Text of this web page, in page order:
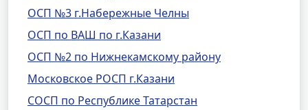
ОСП №3 г.Набережные Челны
ОСП по ВАШ по г.Казани
ОСП №2 по Нижнекамскому району
Московское РОСП г.Казани
СОСП по Республике Татарстан